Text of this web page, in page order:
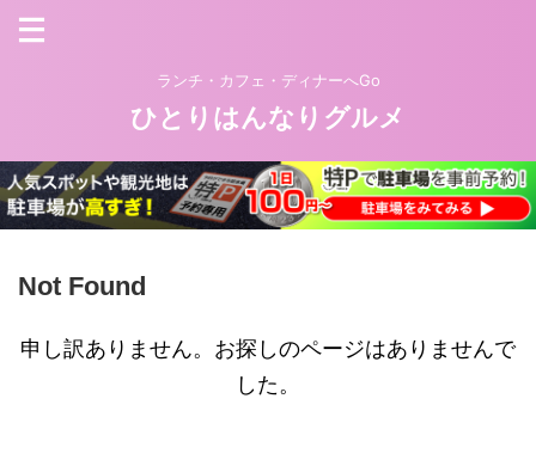
ランチ・カフェ・ディナーへGo
ひとりはんなりグルメ
Not Found
申し訳ありません。お探しのページはありませんで
した。